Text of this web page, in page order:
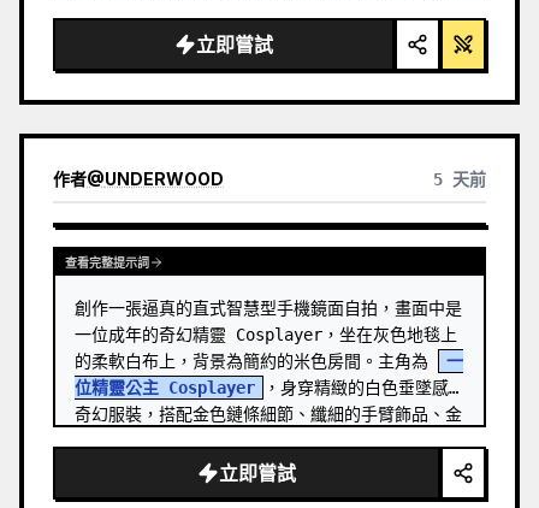
  "style": {
    "background": "
復古紋理羊皮紙
",
立即嘗試
作者@UNDERWOOD 5 天前
查看完整提示詞
創作一張逼真的直式智慧型手機鏡面自拍，畫面中是
一位成年的奇幻精靈 Cosplayer，坐在灰色地毯上
的柔軟白布上，背景為簡約的米色房間。主角為
一
位精靈公主 Cosplayer
，身穿精緻的白色垂墜感
奇幻服裝，搭配金色鏈條細節、纖細的手臂飾品、金
立即嘗試